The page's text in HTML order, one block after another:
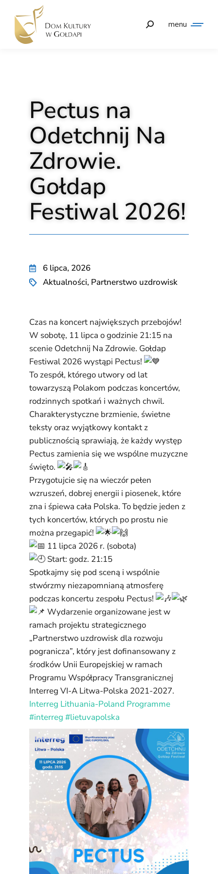
menu
Pectus na
Odetchnij Na
Zdrowie.
Gołdap
Festiwal 2026!
6 lipca, 2026
Aktualności, Partnerstwo uzdrowisk
Czas na koncert największych przebojów!
W sobotę, 11 lipca o godzinie 21:15 na
scenie Odetchnij Na Zdrowie. Gołdap
Festiwal 2026 wystąpi Pectus!
To zespół, którego utwory od lat
towarzyszą Polakom podczas koncertów,
rodzinnych spotkań i ważnych chwil.
Charakterystyczne brzmienie, świetne
teksty oraz wyjątkowy kontakt z
publicznością sprawiają, że każdy występ
Pectus zamienia się we wspólne muzyczne
święto.
Przygotujcie się na wieczór pełen
wzruszeń, dobrej energii i piosenek, które
zna i śpiewa cała Polska. To będzie jeden z
tych koncertów, których po prostu nie
można przegapić!
11 lipca 2026 r. (sobota)
Start: godz. 21:15
Spotkajmy się pod sceną i wspólnie
stwórzmy niezapomnianą atmosferę
podczas koncertu zespołu Pectus!
Wydarzenie organizowane jest w
ramach projektu strategicznego
„Partnerstwo uzdrowisk dla rozwoju
pogranicza”, który jest dofinansowany z
środków Unii Europejskiej w ramach
Programu Współpracy Transgranicznej
Interreg VI-A Litwa-Polska 2021-2027.
Interreg Lithuania-Poland Programme
#interreg #lietuvapolska